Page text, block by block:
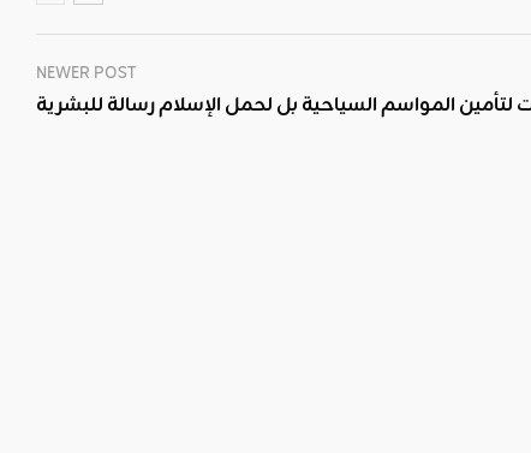
NEWER POST
المواسم السياحية بل لحمل الإسلام رسالة للبشرية